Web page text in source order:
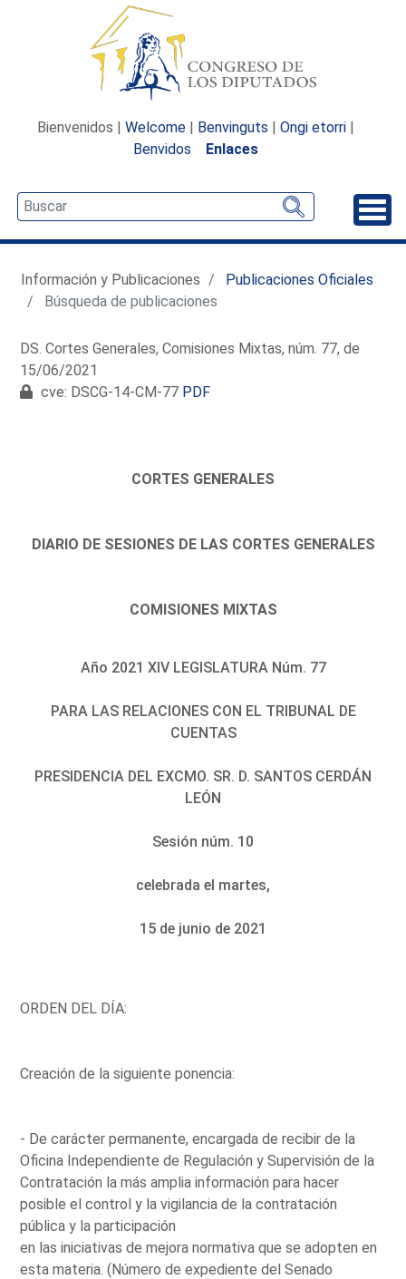
Bienvenidos | Welcome | Benvinguts | Ongi etorri |
Benvidos
Enlaces
Información y Publicaciones
Publicaciones Oficiales
Búsqueda de publicaciones
DS. Cortes Generales, Comisiones Mixtas, núm. 77, de
15/06/2021
cve: DSCG-14-CM-77 PDF
CORTES GENERALES
DIARIO DE SESIONES DE LAS CORTES GENERALES
COMISIONES MIXTAS
Año 2021 XIV LEGISLATURA Núm. 77
PARA LAS RELACIONES CON EL TRIBUNAL DE
CUENTAS
PRESIDENCIA DEL EXCMO. SR. D. SANTOS CERDÁN
LEÓN
Sesión núm. 10
celebrada el martes,
15 de junio de 2021
ORDEN DEL DÍA:
Creación de la siguiente ponencia:
- De carácter permanente, encargada de recibir de la
Oficina Independiente de Regulación y Supervisión de la
Contratación la más amplia información para hacer
posible el control y la vigilancia de la contratación
pública y la participación
en las iniciativas de mejora normativa que se adopten en
esta materia. (Número de expediente del Senado